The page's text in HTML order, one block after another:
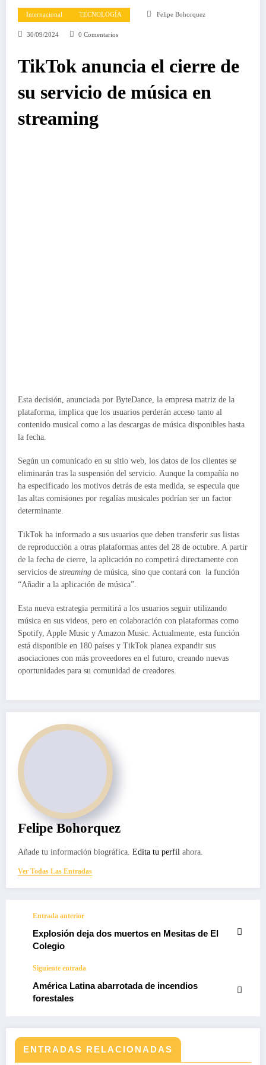
Internacional TECNOLOGÍA Felipe Bohorquez
30/09/2024 0 Comentarios
TikTok anuncia el cierre de
su servicio de música en
streaming
Esta decisión, anunciada por ByteDance, la empresa matriz de la
plataforma, implica que los usuarios perderán acceso tanto al
contenido musical como a las descargas de música disponibles hasta
la fecha.
Según un comunicado en su sitio web, los datos de los clientes se
eliminarán tras la suspensión del servicio. Aunque la compañía no
ha especificado los motivos detrás de esta medida, se especula que
las altas comisiones por regalías musicales podrían ser un factor
determinante.
TikTok ha informado a sus usuarios que deben transferir sus listas
de reproducción a otras plataformas antes del 28 de octubre. A partir
de la fecha de cierre, la aplicación no competirá directamente con
servicios de streaming de música, sino que contará con la función
“Añadir a la aplicación de música”.
Esta nueva estrategia permitirá a los usuarios seguir utilizando
música en sus videos, pero en colaboración con plataformas como
Spotify, Apple Music y Amazon Music. Actualmente, esta función
está disponible en 180 países y TikTok planea expandir sus
asociaciones con más proveedores en el futuro, creando nuevas
oportunidades para su comunidad de creadores.
Felipe Bohorquez
Añade tu información biográfica. Edita tu perfil ahora.
Ver Todas Las Entradas
Entrada anterior
Explosión deja dos muertos en Mesitas de El
Colegio
Siguiente entrada
América Latina abarrotada de incendios
forestales
ENTRADAS RELACIONADAS